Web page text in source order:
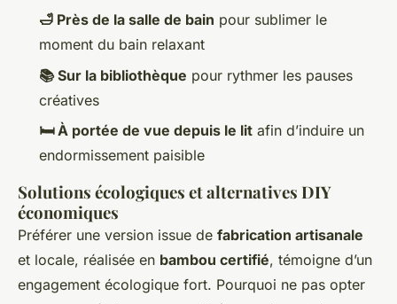
🛁 Près de la salle de bain pour sublimer le
moment du bain relaxant
📚 Sur la bibliothèque pour rythmer les pauses
créatives
🛏️ À portée de vue depuis le lit afin d’induire un
endormissement paisible
Solutions écologiques et alternatives DIY
économiques
Préférer une version issue de fabrication artisanale
et locale, réalisée en bambou certifié, témoigne d’un
engagement écologique fort. Pourquoi ne pas opter